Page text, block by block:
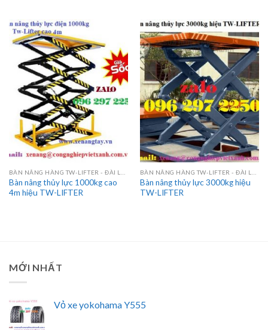
Bàn nâng thủy lực 1000kg cao
4m hiệu TW-LIFTER
Bàn nâng thủy lực 3000kg hiệu
TW-LIFTER
MỚI NHẤT
Vỏ xe yokohama Y555